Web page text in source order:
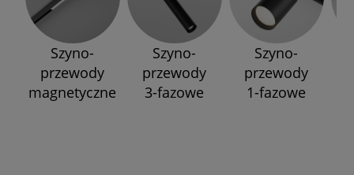
Szyno-
przewody
magnetyczne
Szyno-
przewody
3-fazowe
Szyno-
przewody
1-fazowe